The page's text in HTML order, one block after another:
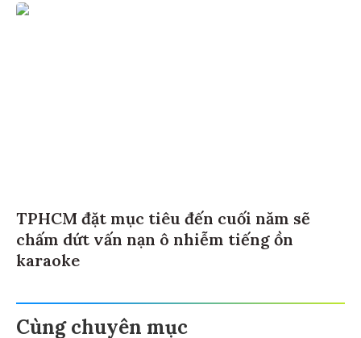
TPHCM đặt mục tiêu đến cuối năm sẽ
chấm dứt vấn nạn ô nhiễm tiếng ồn
karaoke
Cùng chuyên mục